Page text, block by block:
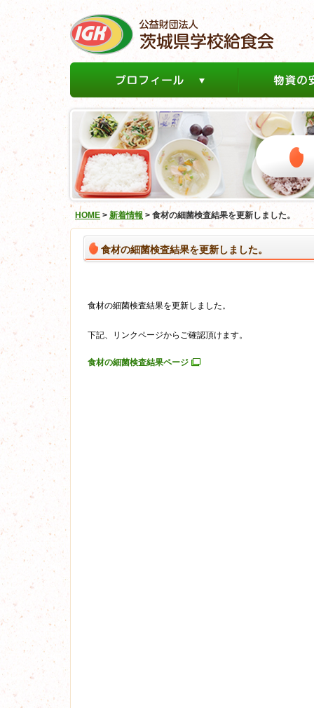
HOME > 新着情報 > 食材の細菌検査結果を更新しました。
食材の細菌検査結果を更新しました。
食材の細菌検査結果を更新しました。
下記、リンクページからご確認頂けます。
食材の細菌検査結果ページ